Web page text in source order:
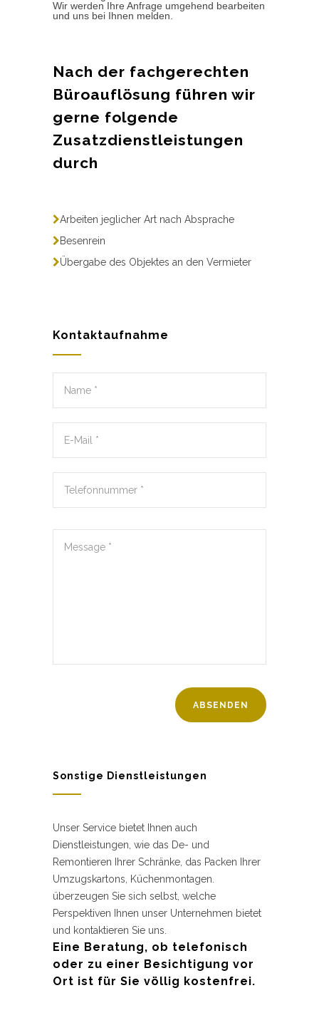
Wir werden Ihre Anfrage umgehend bearbeiten
und uns bei Ihnen melden.
Nach der fachgerechten
Büroauflösung führen wir
gerne folgende
Zusatzdienstleistungen
durch
Arbeiten jeglicher Art nach Absprache
Besenrein
Übergabe des Objektes an den Vermieter
Kontaktaufnahme
Sonstige Dienstleistungen
Unser Service bietet Ihnen auch
Dienstleistungen, wie das De- und
Remontieren Ihrer Schränke, das Packen Ihrer
Umzugskartons, Küchenmontagen.
überzeugen Sie sich selbst, welche
Perspektiven Ihnen unser Unternehmen bietet
und kontaktieren Sie uns.
Eine Beratung, ob telefonisch
oder zu einer Besichtigung vor
Ort ist für Sie völlig kostenfrei.